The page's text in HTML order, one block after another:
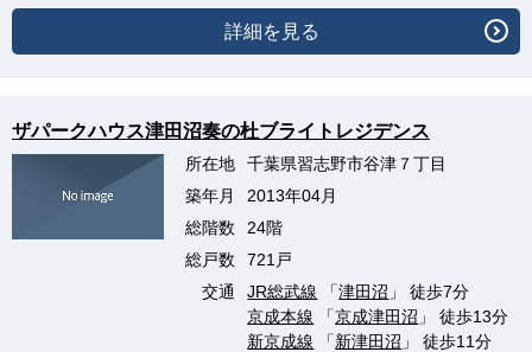
詳細を見る
ザパークハウス津田沼奏の杜ブライトレジデンス
所在地
千葉県習志野市谷津７丁目
築年月
2013年04月
総階数
24階
総戸数
721戸
交通
JR総武線 「津田沼 」 徒歩7分
京成本線 「京成津田沼 」 徒歩13分
新京成線 「新津田沼 」 徒歩11分